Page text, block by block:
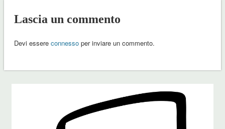
Lascia un commento
Devi essere connessoper inviare un commento.